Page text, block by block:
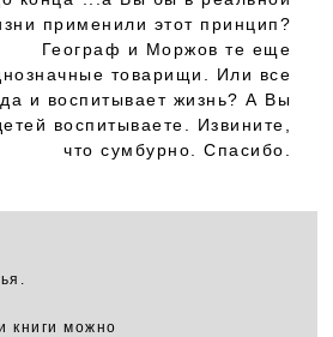
применили этот принцип?
Географ и Моржов те еще
товарищи. Или все
и воспитывает жизнь? А Вы
воспитываете. Извините,
что сумбурно. Спасибо.
книги можно